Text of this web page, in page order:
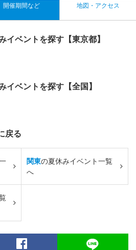
開催期間など 地図・アクセス
イベントを探す【東京都】
イベントを探す【全国】
戻る
関東の夏休みイベント一覧
へ